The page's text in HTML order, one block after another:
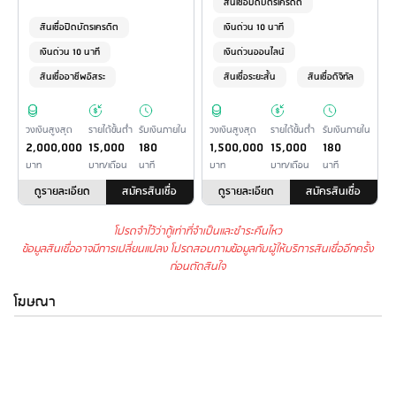
สินเชื่อปิดบัตรเครดิต
เงินด่วน 10 นาที
สินเชื่ออาชีพอิสระ
วงเงินสูงสุด
2,000,000
บาท
รายได้ขั้นต่ำ
15,000
บาท/เดือน
รับเงินภายใน
180
นาที
ดูรายละเอียด สมัครสินเชื่อ
เงินด่วน 10 นาที
เงินด่วนออนไลน์
สินเชื่อระยะสั้น
สินเชื่อดิจิทัล
วงเงินสูงสุด
1,500,000
บาท
รายได้ขั้นต่ำ
15,000
บาท/เดือน
รับเงินภายใน
180
นาที
ดูรายละเอียด สมัครสินเชื่อ
โปรดจำไว้ว่ากู้เท่าที่จำเป็นและชำระคืนไหว
ข้อมูลสินเชื่ออาจมีการเปลี่ยนแปลง โปรดสอบถามข้อมูลกับผู้ให้บริการสินเชื่ออีกครั้ง
ก่อนตัดสินใจ
โฆษณา